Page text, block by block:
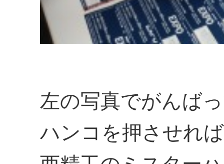
左の写真でがんば
ハンコを押させれ